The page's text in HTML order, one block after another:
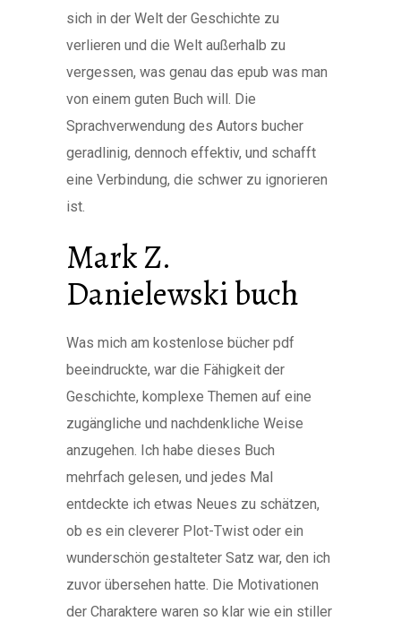
sich in der Welt der Geschichte zu
verlieren und die Welt außerhalb zu
vergessen, was genau das epub was man
von einem guten Buch will. Die
Sprachverwendung des Autors bucher
geradlinig, dennoch effektiv, und schafft
eine Verbindung, die schwer zu ignorieren
ist.
Mark Z.
Danielewski buch
Was mich am kostenlose bücher pdf
beeindruckte, war die Fähigkeit der
Geschichte, komplexe Themen auf eine
zugängliche und nachdenkliche Weise
anzugehen. Ich habe dieses Buch
mehrfach gelesen, und jedes Mal
entdeckte ich etwas Neues zu schätzen,
ob es ein cleverer Plot-Twist oder ein
wunderschön gestalteter Satz war, den ich
zuvor übersehen hatte. Die Motivationen
der Charaktere waren so klar wie ein stiller